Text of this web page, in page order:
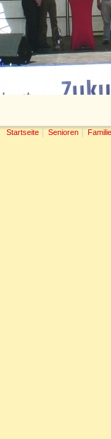
Startseite Senioren Familie